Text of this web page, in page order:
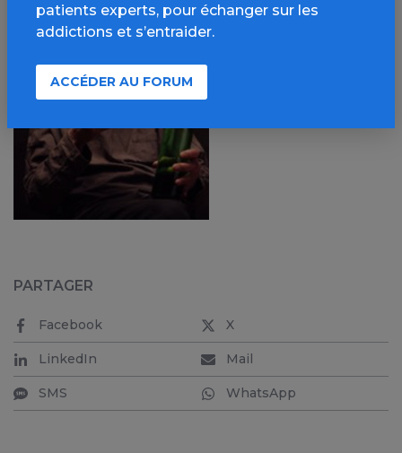
PARTAGER
Facebook X
LinkedIn Mail
SMS WhatsApp
patients experts, pour échanger sur les
addictions et s’entraider.
ACCÉDER AU FORUM